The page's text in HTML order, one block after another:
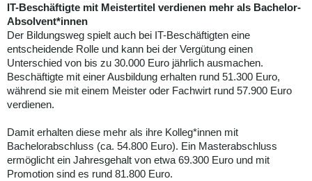
IT-Beschäftigte mit Meistertitel verdienen mehr als Bachelor-
Absolvent*innen
Der Bildungsweg spielt auch bei IT-Beschäftigten eine
entscheidende Rolle und kann bei der Vergütung einen
Unterschied von bis zu 30.000 Euro jährlich ausmachen.
Beschäftigte mit einer Ausbildung erhalten rund 51.300 Euro,
während sie mit einem Meister oder Fachwirt rund 57.900 Euro
verdienen.
Damit erhalten diese mehr als ihre Kolleg*innen mit
Bachelorabschluss (ca. 54.800 Euro). Ein Masterabschluss
ermöglicht ein Jahresgehalt von etwa 69.300 Euro und mit
Promotion sind es rund 81.800 Euro.